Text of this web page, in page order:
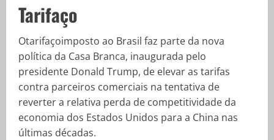
Tarifaço
Otarifaçoimposto ao Brasil faz parte da nova
política da Casa Branca, inaugurada pelo
presidente Donald Trump, de elevar as tarifas
contra parceiros comerciais na tentativa de
reverter a relativa perda de competitividade da
economia dos Estados Unidos para a China nas
últimas décadas.